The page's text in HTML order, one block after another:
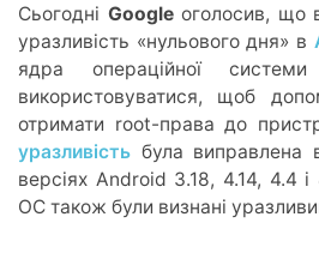
Сьогодні Googleоголосив, що
уразливість «нульового дня» в
ядра операційної
використовуватися, щоб
отримати root-права до
уразливість була виправлена
версіях Android 3.18, 4.14, 4.4 і
ОС також були визнані